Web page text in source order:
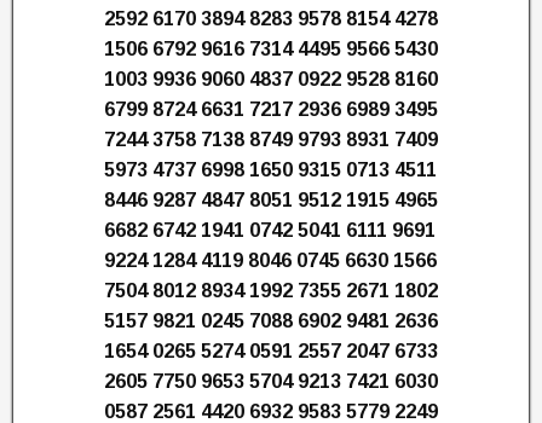
2592 6170 3894 8283 9578 8154 4278
1506 6792 9616 7314 4495 9566 5430
1003 9936 9060 4837 0922 9528 8160
6799 8724 6631 7217 2936 6989 3495
7244 3758 7138 8749 9793 8931 7409
5973 4737 6998 1650 9315 0713 4511
8446 9287 4847 8051 9512 1915 4965
6682 6742 1941 0742 5041 6111 9691
9224 1284 4119 8046 0745 6630 1566
7504 8012 8934 1992 7355 2671 1802
5157 9821 0245 7088 6902 9481 2636
1654 0265 5274 0591 2557 2047 6733
2605 7750 9653 5704 9213 7421 6030
0587 2561 4420 6932 9583 5779 2249